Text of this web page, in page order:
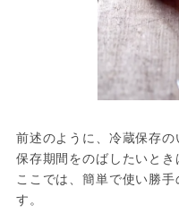
前述のように、冷蔵保存の
保存期間をのばしたいとき
ここでは、簡単で使い勝
す。